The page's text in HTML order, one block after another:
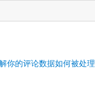
你的评论数据如何被处理